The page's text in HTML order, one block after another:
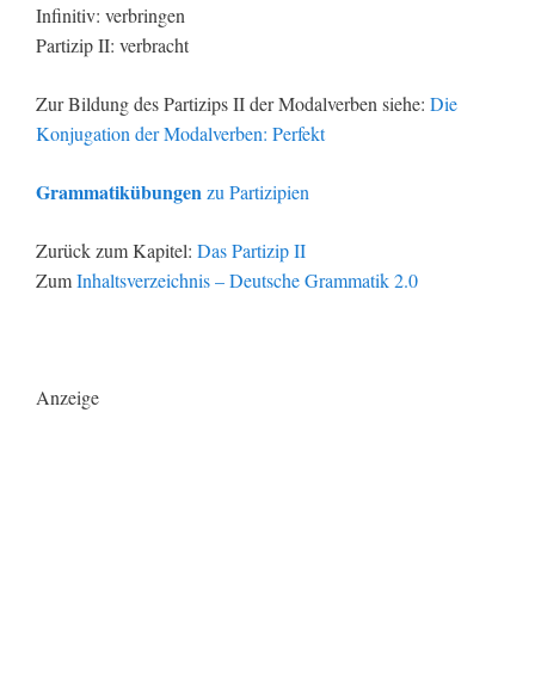
Infinitiv: verbringen
Partizip II: verbracht
Zur Bildung des Partizips II der Modalverben siehe: Die
Konjugation der Modalverben: Perfekt
Grammatikübungenzu Partizipien
Zurück zum Kapitel: Das Partizip II
ZumInhaltsverzeichnis – Deutsche Grammatik 2.0
Anzeige